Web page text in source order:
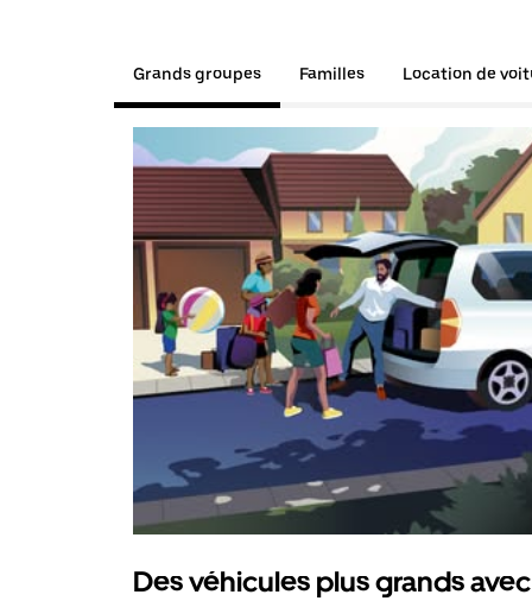
Grands groupes Familles Location de
Des véhicules plus grands avec